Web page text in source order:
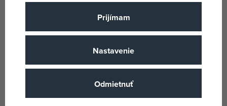
T-tomi Vrchné nohavičky, owls
skladom
T-TOMI Vrchné nohavičky, dogs
skladom
Prijímam
Nastavenie
Odmietnuť